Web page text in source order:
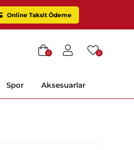
Online Taksit Ödeme
0
0
Spor Aksesuarlar